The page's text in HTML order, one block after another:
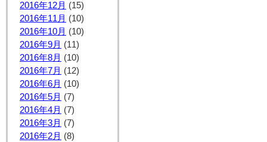
2016年12月 (15)
2016年11月 (10)
2016年10月 (10)
2016年9月 (11)
2016年8月 (10)
2016年7月 (12)
2016年6月 (10)
2016年5月 (7)
2016年4月 (7)
2016年3月 (7)
2016年2月 (8)